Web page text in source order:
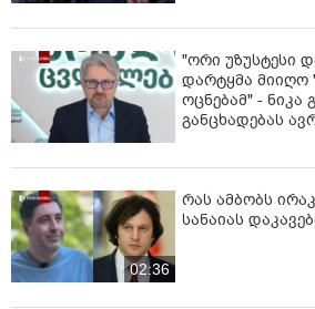
"ორი უზუსტესი
დარტყმა
ოცნებამ" - ნიკა
განცხადებას
02:36
რას ამბობს
სანაიას